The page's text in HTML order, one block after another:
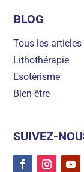
BLOG
Tous les articles
Lithothérapie
Esotérisme
Bien-être
SUIVEZ-